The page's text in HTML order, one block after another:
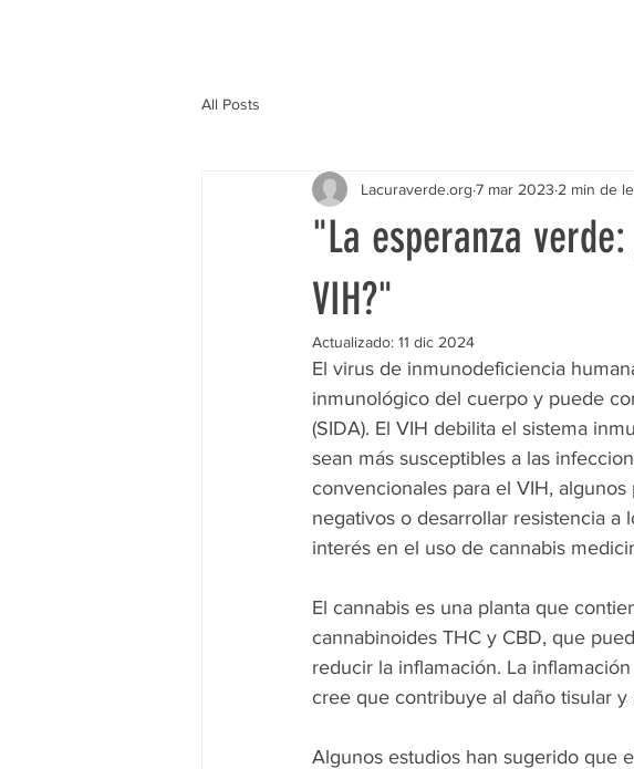
All Posts
"La esperanza
VIH?"
Lacuraverde.org 7 mar 2023 2 min de
Actualizado: 11 dic 2024
El virus de inmunodeficiencia
inmunológico del cuerpo y puede
(SIDA). El VIH debilita el sistema
sean más susceptibles a las
convencionales para el VIH,
negativos o desarrollar resistencia
interés en el uso de cannabis
El cannabis es una planta que
cannabinoides THC y CBD, que
reducir la inflamación. La
cree que contribuye al daño tisular
Algunos estudios han sugerido que